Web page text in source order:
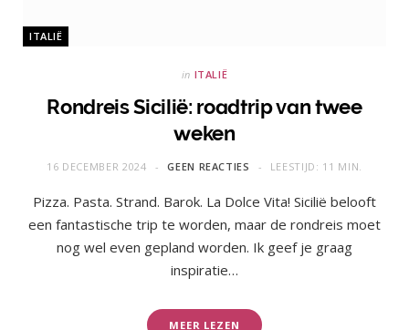
ITALIË
in ITALIË
Rondreis Sicilië: roadtrip van twee
weken
16 DECEMBER 2024 GEEN REACTIES LEESTIJD: 11 MIN.
Pizza. Pasta. Strand. Barok. La Dolce Vita! Sicilië belooft
een fantastische trip te worden, maar de rondreis moet
nog wel even gepland worden. Ik geef je graag
inspiratie…
MEER LEZEN